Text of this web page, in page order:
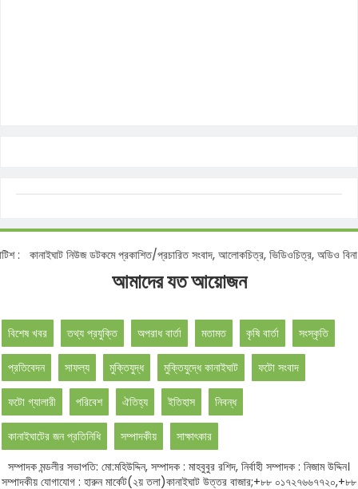
: কানাইঘাট নিউজ ডটকমে প্রকাশিত/প্রচারিত সংবাদ, আলোকচিত্র, ভিডিওচিত্র, অডিও বিনা
আমাদের যত আয়োজন
বিশেষ খবর তথ্য প্রযুক্তি অপরাধ বার্তা মতামত কৃষি বার্তা সংস্কৃতি
প্রতিবেদন সাফল্য মুক্তিযুদ্ধ মুক্তিযুদ্ধে কানাইঘাট ফটো সংবাদ
ফটো গ্যালারী পরিবেশ ঐতিহ্য ইতিহাস নিবন্ধ
কানাইঘাটের জন প্রতিনিধি সম্পাদকীয়
সাক্ষাৎকার
সম্পাদক মন্ডলীর সভাপতি: মো:মহিউদ্দিন, সম্পাদক : মাহবুবুর রশিদ, নির্বাহী সম্পাদক : নিজাম উদ্দিন।
সম্পাদকীয় যোগাযোগ : হারুন মার্কেট(২য় তলা)কানাইঘাট উত্তর বাজার;+৮৮ ০১৭২৭৬৬৭৭২০,+৮৮